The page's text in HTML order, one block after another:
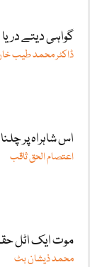
گواہی دیتے دریا
ڈاکٹر محمد طیب
اس شاہراہ پر
اعتصام الحق ثاقب
موت ایک اٹل
محمد ذیشان بٹ